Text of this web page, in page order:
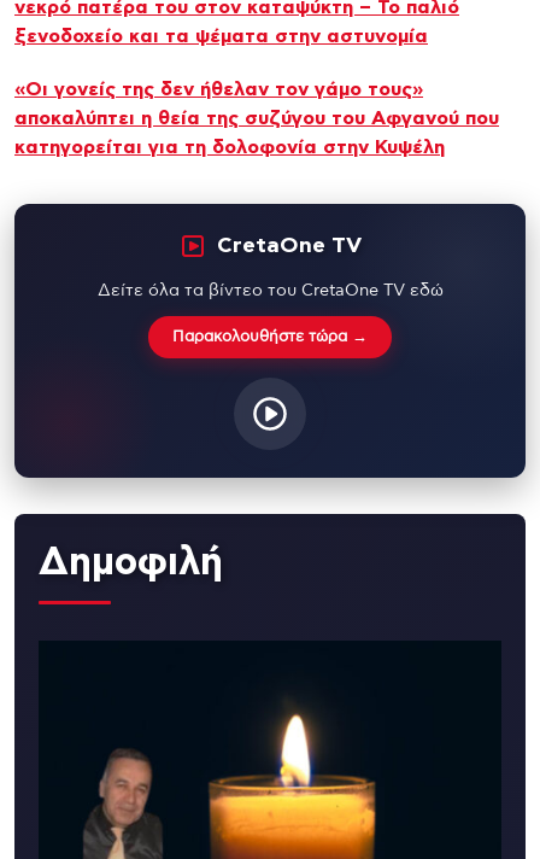
νεκρό πατέρα του στον καταψύκτη – Το παλιό
ξενοδοχείο και τα ψέματα στην αστυνομία
«Οι γονείς της δεν ήθελαν τον γάμο τους»
αποκαλύπτει η θεία της συζύγου του Αφγανού που
κατηγορείται για τη δολοφονία στην Κυψέλη
CretaOne TV
Δείτε όλα τα βίντεο του CretaOne TV εδώ
Παρακολουθήστε τώρα →
Δημοφιλή